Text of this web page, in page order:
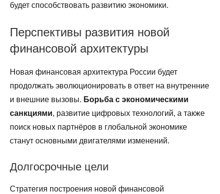
будет способствовать развитию экономики.
Перспективы развития новой
финансовой архитектуры
Новая финансовая архитектура России будет
продолжать эволюционировать в ответ на внутренние
и внешние вызовы. Борьба с экономическими
санкциями, развитие цифровых технологий, а также
поиск новых партнёров в глобальной экономике
станут основными двигателями изменений.
Долгосрочные цели
Стратегия построения новой финансовой